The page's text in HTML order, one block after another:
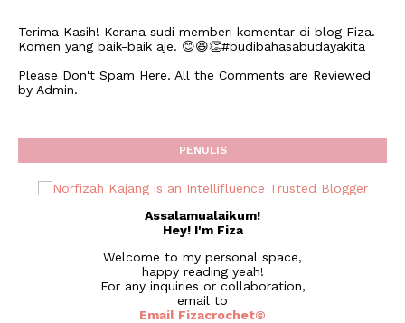
Terima Kasih! Kerana sudi memberi komentar di blog Fiza.
Komen yang baik-baik aje. 😊😆👏#budibahasabudayakita
Please Don't Spam Here. All the Comments are Reviewed
by Admin.
PENULIS
Assalamualaikum!
Hey! I'm Fiza
Welcome to my personal space,
happy reading yeah!
For any inquiries or collaboration,
email to
Email Fizacrochet©